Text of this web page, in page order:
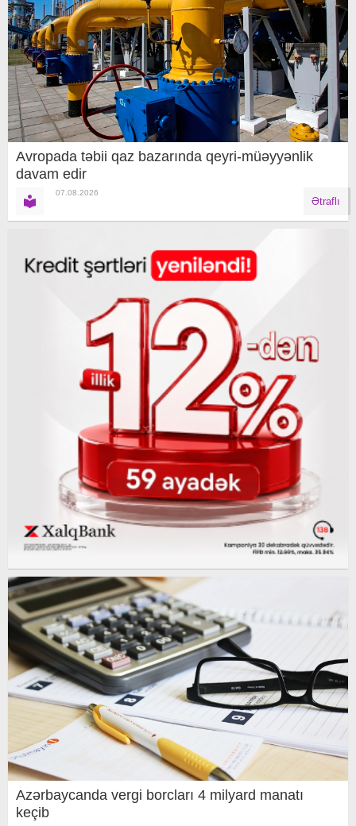
Avropada təbii qaz bazarında qeyri-müəyyənlik
davam edir
07.08.2026
Ətraflı
Azərbaycanda vergi borcları 4 milyard manatı
keçib